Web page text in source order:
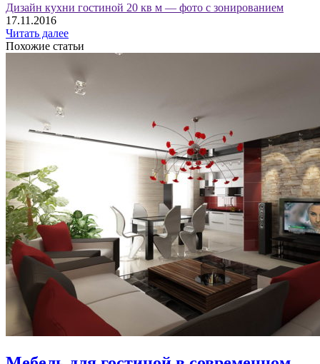
Дизайн кухни гостиной 20 кв м — фото с зонированием
17.11.2016
Читать далее
Похожие статьи